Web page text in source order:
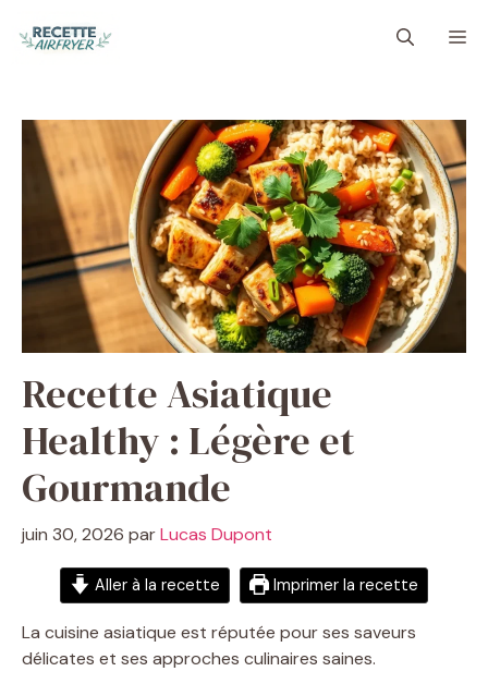
Recette Asiatique
Healthy : Légère et
Gourmande
juin 30, 2026 parLucas Dupont
Aller à la recette Imprimer la recette
La cuisine asiatique est réputée pour ses saveurs
délicates et ses approches culinaires saines.